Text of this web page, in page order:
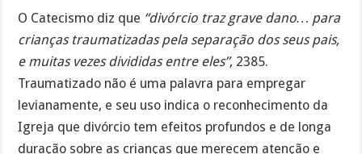
O Catecismo diz que “divórcio traz grave dano… para
crianças traumatizadas pela separação dos seus pais,
e muitas vezes divididas entre eles”, 2385.
Traumatizado não é uma palavra para empregar
levianamente, e seu uso indica o reconhecimento da
Igreja que divórcio tem efeitos profundos e de longa
duração sobre as crianças que merecem atenção e